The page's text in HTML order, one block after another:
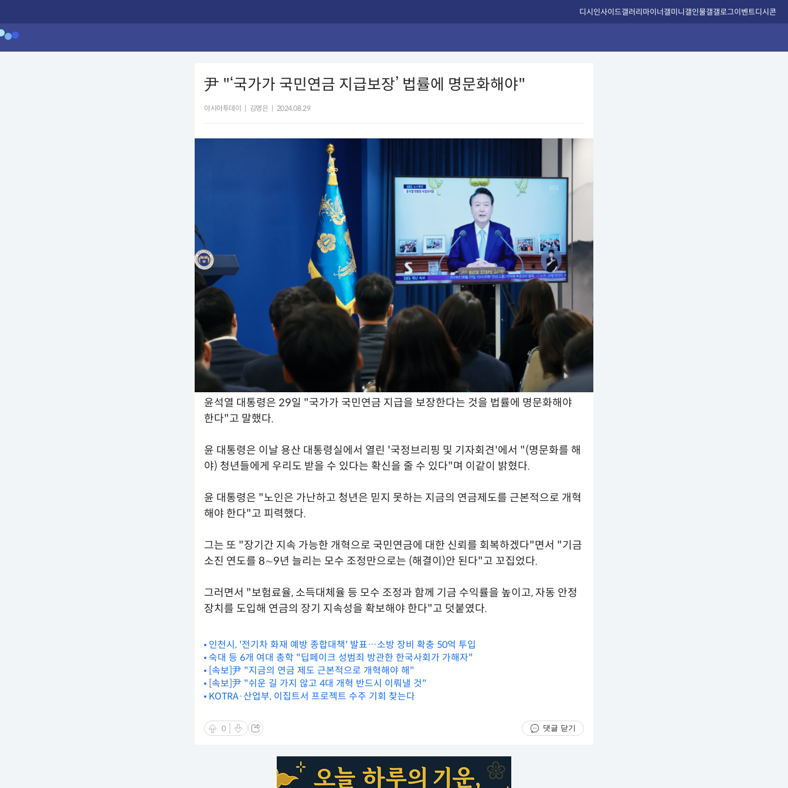
디시인사이드갤러리마이너갤미니갤인물갤갤로그이벤트디시콘
尹 "‘국가가 국민연금 지급보장’ 법률에 명문화해야"
아시아투데이 김명은 2024.08.29
윤석열 대통령은 29일 "국가가 국민연금 지급을 보장한다는 것을 법률에 명문화해야
한다"고 말했다.
윤 대통령은 이날 용산 대통령실에서 열린 '국정브리핑 및 기자회견'에서 "(명문화를 해
야) 청년들에게 우리도 받을 수 있다는 확신을 줄 수 있다"며 이같이 밝혔다.
윤 대통령은 "노인은 가난하고 청년은 믿지 못하는 지금의 연금제도를 근본적으로 개혁
해야 한다"고 피력했다.
그는 또 "장기간 지속 가능한 개혁으로 국민연금에 대한 신뢰를 회복하겠다"면서 "기금
소진 연도를 8∼9년 늘리는 모수 조정만으로는 (해결이)안 된다"고 꼬집었다.
그러면서 "보험료율, 소득대체율 등 모수 조정과 함께 기금 수익률을 높이고, 자동 안정
장치를 도입해 연금의 장기 지속성을 확보해야 한다"고 덧붙였다.
인천시, '전기차 화재 예방 종합대책' 발표…소방 장비 확충 50억 투입
숙대 등 6개 여대 총학 "딥페이크 성범죄 방관한 한국사회가 가해자"
[속보]尹 "지금의 연금 제도 근본적으로 개혁해야 해"
[속보]尹 "쉬운 길 가지 않고 4대 개혁 반드시 이뤄낼 것"
KOTRA·산업부, 이집트서 프로젝트 수주 기회 찾는다
0 댓글 닫기